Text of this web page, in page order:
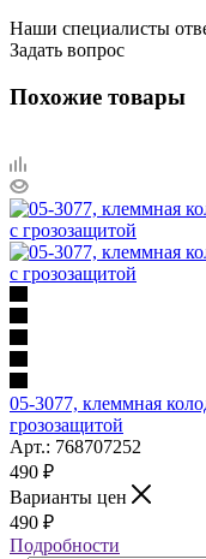
Наши специалисты
Задать вопрос
Похожие товары
05-3077, клеммная
грозозащитой
Арт.: 768707252
490 ₽
Варианты цен
490 ₽
Подробности